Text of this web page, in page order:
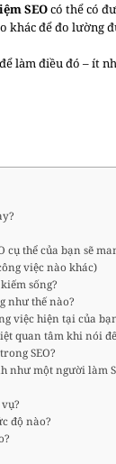
SEOcó thể có
khác để đo lường
làm điều đó – ít
thể của bạn sẽ
việc nào khác)
sống?
như thế nào?
việc hiện tại của
quan tâm khi nói
SEO?
như một người làm
độ nào?